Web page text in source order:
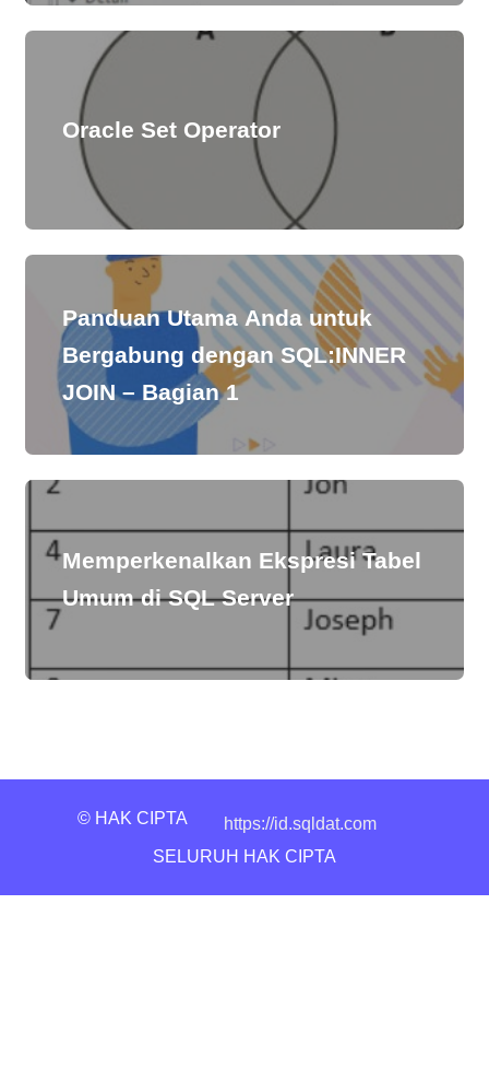
Oracle Set Operator
Panduan Utama Anda untuk
Bergabung dengan SQL:INNER
JOIN – Bagian 1
Memperkenalkan Ekspresi Tabel
Umum di SQL Server
© HAK CIPTA
https://id.sqldat.com
SELURUH HAK CIPTA